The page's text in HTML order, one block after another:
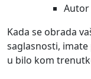
Kada se obrada
saglasnosti,
u bilo kom